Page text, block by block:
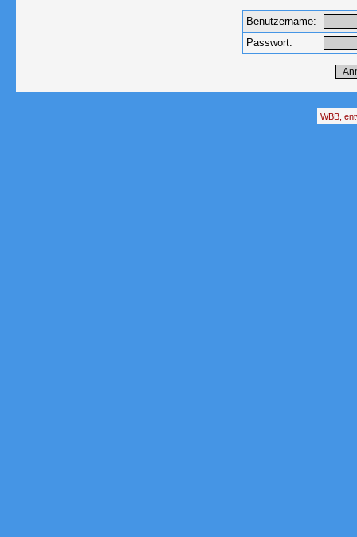
Benutzername:
Passwort:
WBB,